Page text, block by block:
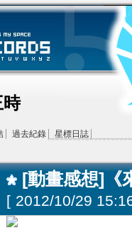
時
過去紀錄 星標日誌
[動畫感想]《
[ 2012/10/29